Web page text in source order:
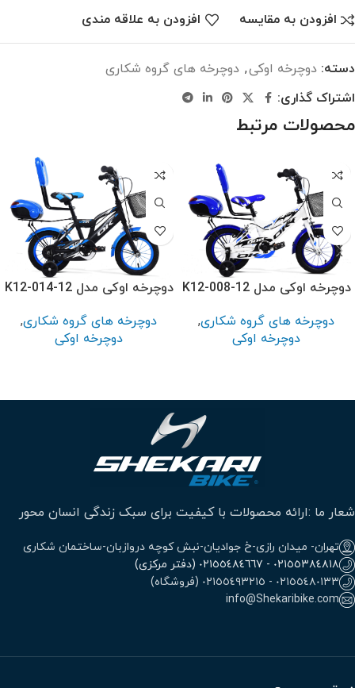
افزودن به مقایسه افزودن به علاقه مندی
دسته: دوچرخه اوکی, دوچرخه های گروه شکاری
اشتراک گذاری:
محصولات مرتبط
دوچرخه اوکی مدل K12-008-12
دوچرخه های گروه شکاری,
دوچرخه اوکی
دوچرخه اوکی مدل K12-014-12
دوچرخه های گروه شکاری,
دوچرخه اوکی
شعار ما :ارائه محصولات با کیفیت برای سبک زندگی انسان محور
تهران- میدان رازی-خ جوادیان-نبش کوچه دروازبان-ساختمان شکاری
٠٢١٥٥٣٨٤٨١٨ - ٠٢١٥٥٤٨٤٦٦٧ (دفتر مرکزی)
٠٢١٥٥٤٨٠١٣٣ - ٠٢١٥٥٤٩٣٢١٥ (فروشگاه)
info@Shekaribike.com